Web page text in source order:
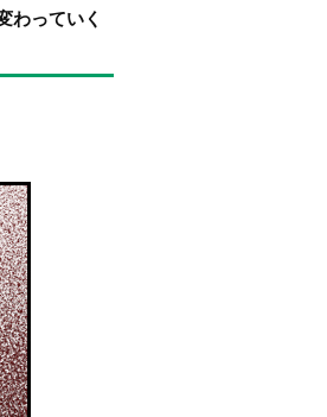
わっていく